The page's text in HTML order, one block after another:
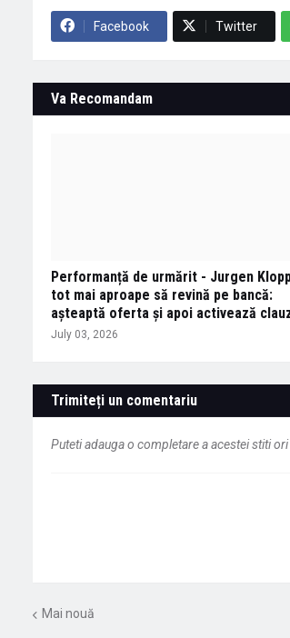
Facebook Twitter
Va Recomandam
Performanță de urmărit - Jurgen
tot mai aproape să revină pe bancă:
așteaptă oferta și apoi activează
July 03, 2026
Trimiteți un comentariu
Puteti adauga o completare a acestei stiti
Mai nouă